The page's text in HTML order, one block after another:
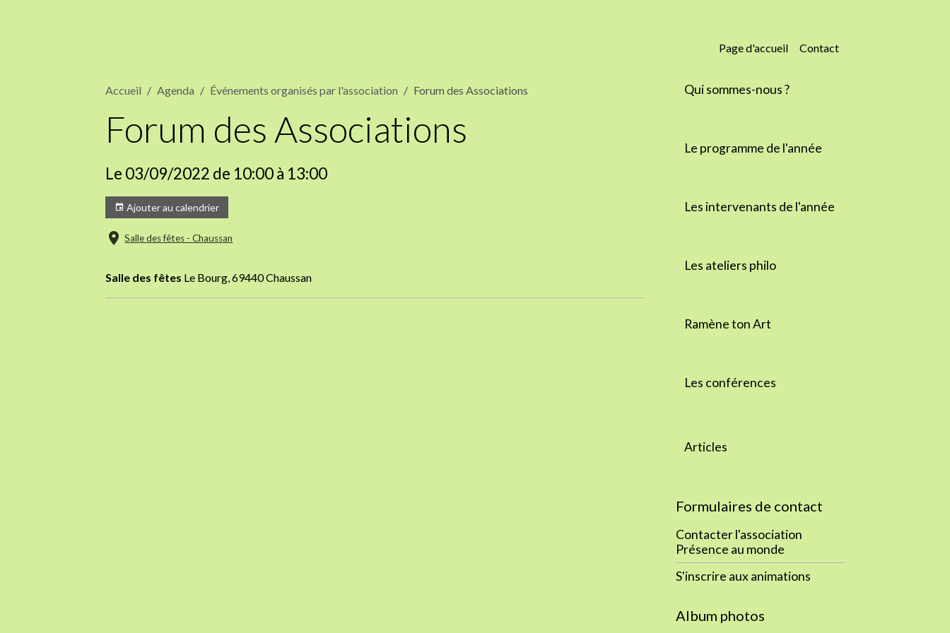
Page d'accueil Contact
Accueil Agenda Événements organisés par l'association Forum des Associations
Forum des Associations
Le 03/09/2022 de 10:00à 13:00
Ajouter au calendrier
Salle des fêtes - Chaussan
Salle des fêtes Le Bourg, 69440 Chaussan
Qui sommes-nous ?
Le programme de l'année
Les intervenants de l'année
Les ateliers philo
Ramène ton Art
Les conférences
Articles
Formulaires de contact
Contacter l'association
Présence au monde
S'inscrire aux animations
Album photos